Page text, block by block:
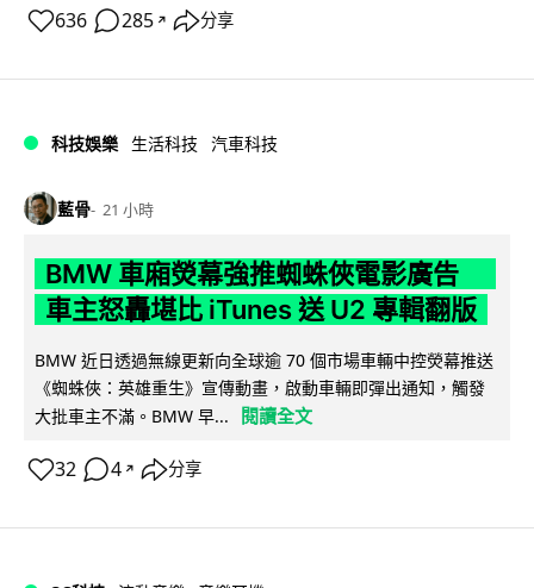
636 285 ↗ 分享
科技娛樂 生活科技 汽車科技
藍骨 21 小時
BMW 車廂熒幕強推蜘蛛俠電影廣告
車主怒轟堪比 iTunes 送 U2 專輯翻版
BMW 近日透過無線更新向全球逾 70 個市場車輛中控熒幕推送
《蜘蛛俠：英雄重生》宣傳動畫，啟動車輛即彈出通知，觸發
大批車主不滿。BMW 早...
閱讀全文
32 4 ↗ 分享